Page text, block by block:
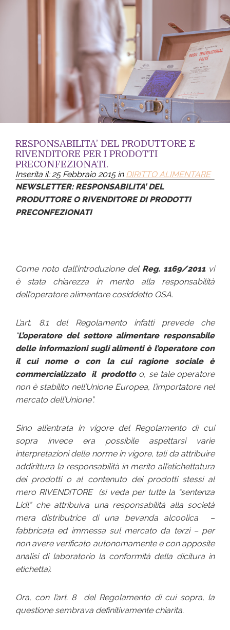
RESPONSABILITA’ DEL PRODUTTORE E
RIVENDITORE PER I PRODOTTI
PRECONFEZIONATI.
Inserita il: 25 Febbraio 2015 in DIRITTO ALIMENTARE
NEWSLETTER: RESPONSABILITA’ DEL
PRODUTTORE O RIVENDITORE DI PRODOTTI
PRECONFEZIONATI
Come noto dall’introduzione del Reg. 1169/2011vi
è stata chiarezza in merito alla responsabilità
dell’operatore alimentare cosiddetto OSA.
L’art. 8.1 del Regolamento infatti prevede che
“L’operatore del settore alimentare responsabile
delle informazioni sugli alimenti è l’operatore con
il cui nome o con la cui ragione sociale è
commercializzato il prodottoo, se tale operatore
non è stabilito nell’Unione Europea, l’importatore nel
mercato dell’Unione”.
Sino all’entrata in vigore del Regolamento di cui
sopra invece era possibile aspettarsi varie
interpretazioni delle norme in vigore, tali da attribuire
addirittura la responsabilità in merito all’etichettatura
dei prodotti o al contenuto dei prodotti stessi al
mero RIVENDITORE (si veda per tutte la “sentenza
Lidl”che attribuiva una responsabilità alla società
mera distributrice di una bevanda alcoolica –
fabbricata ed immessa sul mercato da terzi – per
non avere verificato autonomamente e con apposite
analisi di laboratorio la conformità della dicitura in
etichetta).
Ora, con l’art. 8 del Regolamento di cui sopra, la
questione sembrava definitivamente chiarita.